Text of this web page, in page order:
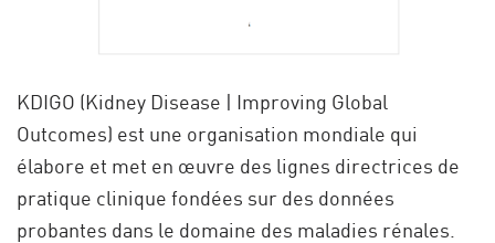
KDIGO (Kidney Disease | Improving Global
Outcomes) est une organisation mondiale qui
élabore et met en œuvre des lignes directrices de
pratique clinique fondées sur des données
probantes dans le domaine des maladies rénales.